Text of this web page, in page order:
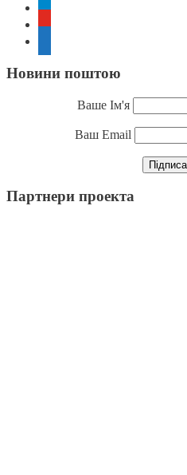
Новини поштою
Ваше Ім'я
Ваш Email
Партнери проекта